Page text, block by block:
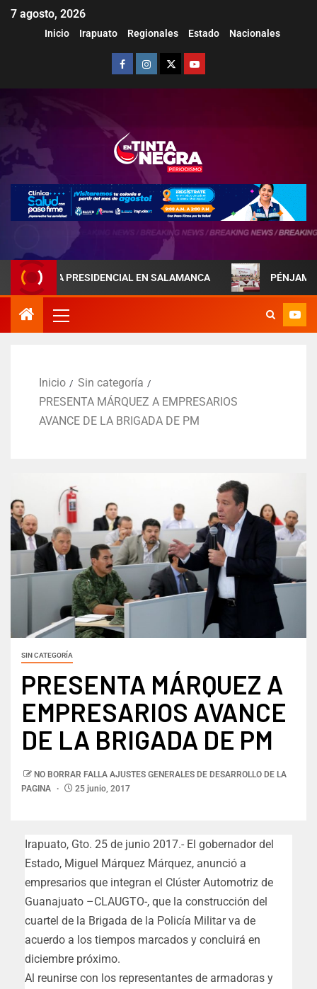
7 agosto, 2026
Inicio Irapuato Regionales Estado Nacionales
PRESIDENCIAL EN SALAMANCA PÉNJAMO
Inicio
Sin categoría
PRESENTA MÁRQUEZ A EMPRESARIOS
AVANCE DE LA BRIGADA DE PM
SIN CATEGORÍA
PRESENTA MÁRQUEZ A
EMPRESARIOS AVANCE
DE LA BRIGADA DE PM
NO BORRAR FALLA AJUSTES GENERALES DE DESARROLLO DE LA
PAGINA
25 junio, 2017
Irapuato, Gto. 25 de junio 2017.- El gobernador del
Estado, Miguel Márquez Márquez, anunció a
empresarios que integran el Clúster Automotriz de
Guanajuato –CLAUGTO-, que la construcción del
cuartel de la Brigada de la Policía Militar va de
acuerdo a los tiempos marcados y concluirá en
diciembre próximo.
Al reunirse con los representantes de armadoras y